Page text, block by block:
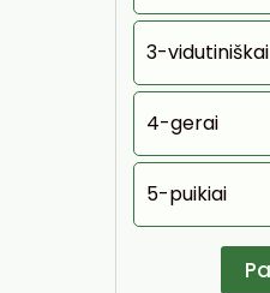
3-vidutiniškai
4-gerai
5-puikiai